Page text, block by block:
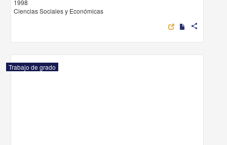
1998
Ciencias Sociales y Económicas
share
Trabajo de grado